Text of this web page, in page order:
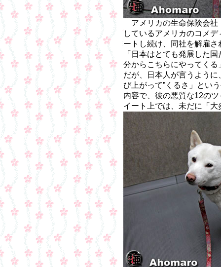
アメリカの生命保険会社
しているアメリカのコメ
ートし続け、同社を解雇さ
「日本はとても発展した
分からこちらにやってく
だが、日本人が言うよう
び上がって”くるさ」とい
内容で、彼の悪質な12の
イート上では、未だに「大